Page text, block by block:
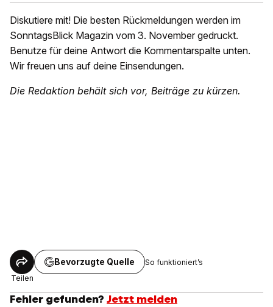
Diskutiere mit! Die besten Rückmeldungen werden im
SonntagsBlick Magazin vom 3. November gedruckt.
Benutze für deine Antwort die Kommentarspalte unten.
Wir freuen uns auf deine Einsendungen.
Die Redaktion behält sich vor, Beiträge zu kürzen.
Teilen
Bevorzugte Quelle So funktioniert’s
Fehler gefunden? Jetzt melden